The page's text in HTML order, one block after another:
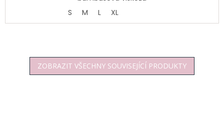
S
M L XL
ZOBRAZIT VŠECHNY SOUVISEJÍCÍ PRODUKTY